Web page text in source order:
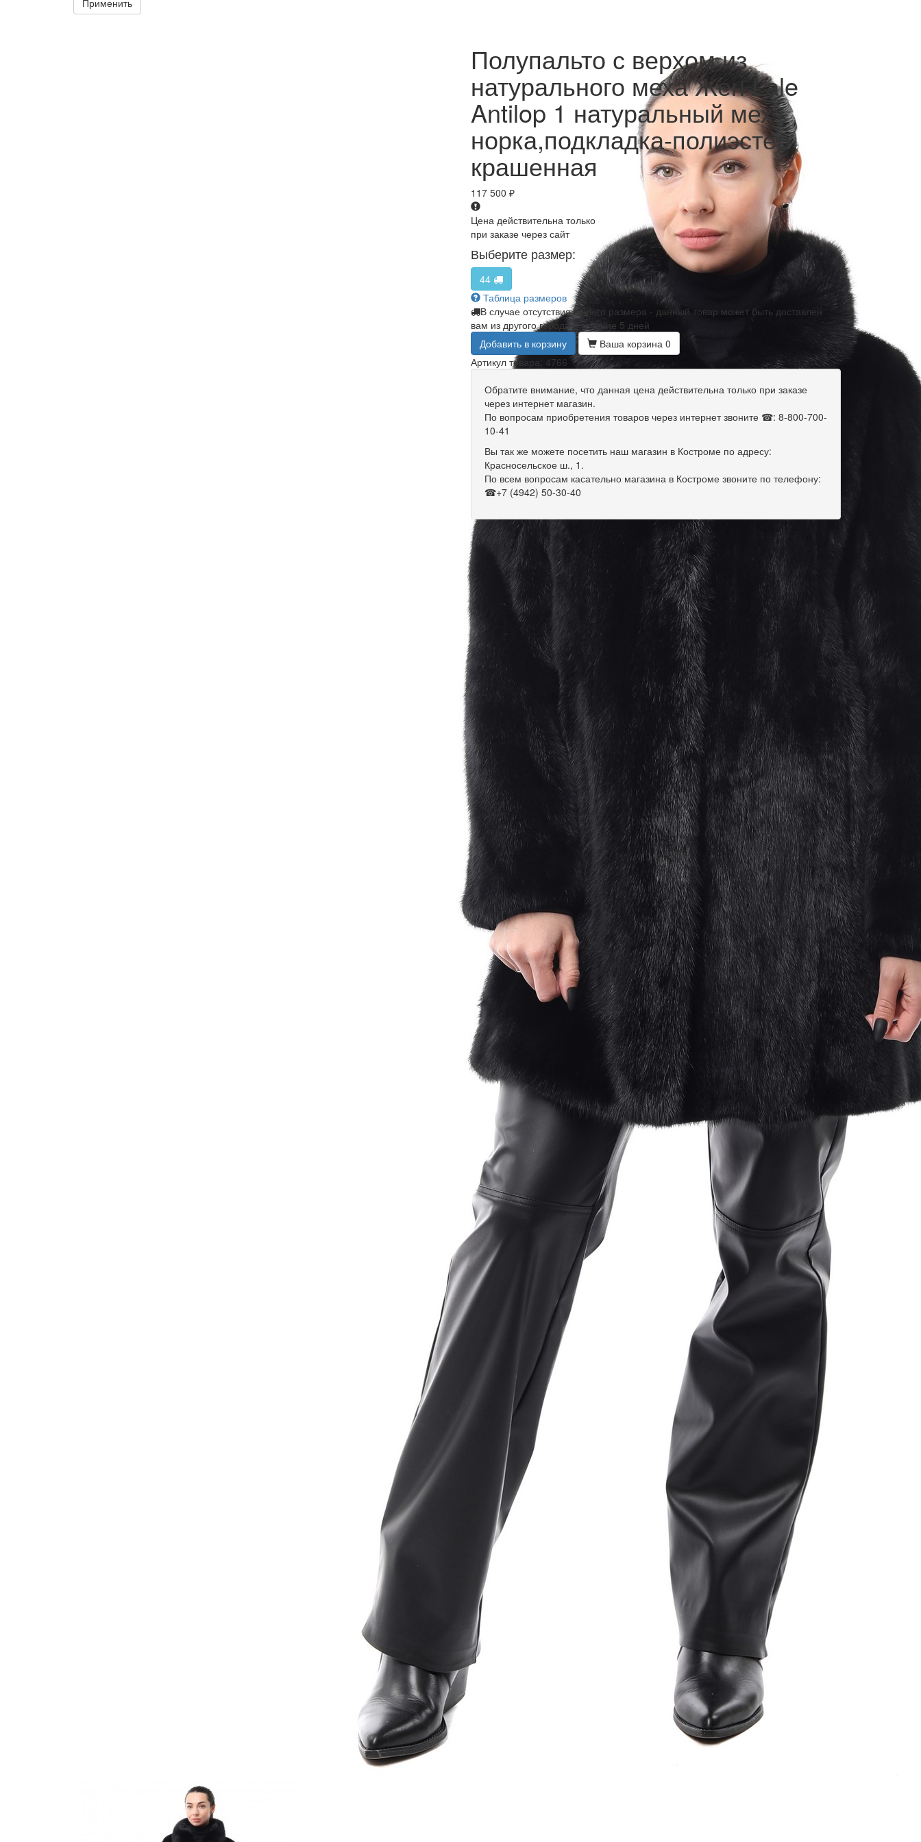
Применить
Полупальто с верхом из
натурального меха Жен Lale
Antilop 1 натуральный мех-
норка,подкладка-полиэстер
крашенная
117 500 ₽
Цена действительна только
при заказе через сайт
Выберите размер:
44
Таблица размеров
В случае отсутствия вашего размера - данный товар может быть доставлен
вам из другого города в течение 5 дней
Добавить в корзину
Ваша корзина 0
Артикул товара: 4766
Обратите внимание, что данная цена действительна только при заказе
через интернет магазин.
По вопросам приобретения товаров через интернет звоните ☎: 8-800-700-
10-41
Вы так же можете посетить наш магазин в Костроме по адресу:
Красносельское ш., 1.
По всем вопросам касательно магазина в Костроме звоните по телефону:
☎+7 (4942) 50-30-40